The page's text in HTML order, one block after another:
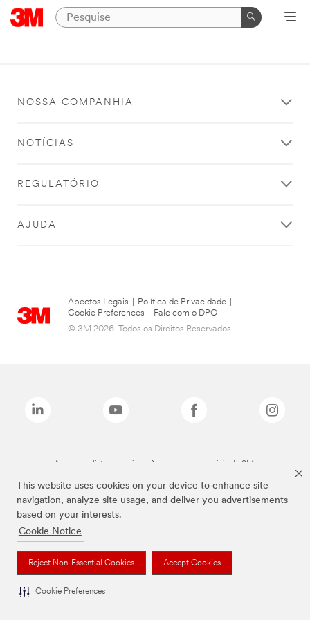
This website uses cookies on your device to enhance site
navigation, analyze site usage, and deliver you advertisements
based on your interests.
Cookie Notice
Reject Non-Essential Cookies Accept Cookies
Cookie Preferences
NOSSA COMPANHIA
NOTÍCIAS
REGULATÓRIO
AJUDA
Apectos Legais Política de Privacidade
Cookie Preferences
Fale com o DPO
© 3M 2026. Todos os Direitos Reservados.
As marcas listadas a cima são marcas comerciais da 3M.